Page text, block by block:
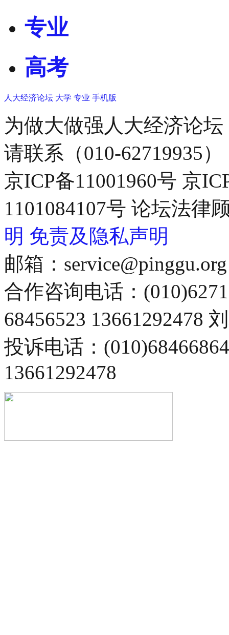
专业
高考
人大经济论坛 大学 专业 手机版
为做大做强人大经济论
请联系（010-62719935）
京ICP备11001960号 京
1101084107号 论坛法律
明 免责及隐私声明
邮箱：service@pinggu.org
合作咨询电话：
68456523 13661292478
投诉电话：
13661292478